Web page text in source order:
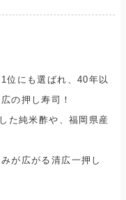
送料は当社負担）
位にも選ばれ、40年以
の押し寿司！
た純米酢や、福岡県産
が広がる清広一押し